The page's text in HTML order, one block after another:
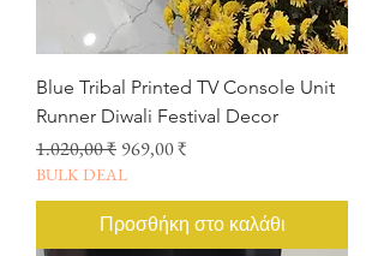
Blue Tribal Printed TV Console Unit
Runner Diwali Festival Decor
Κανονική τιμή
1.020,00 ₹ Τιμή Έκπτωσης
969,00 ₹
BULK DEAL
Προσθήκη στο καλάθι